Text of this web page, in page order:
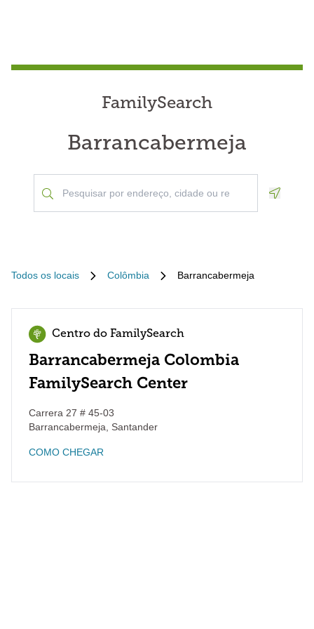
FamilySearch
Barrancabermeja
Todos os locais Colômbia Barrancabermeja
Centro do FamilySearch
Barrancabermeja Colombia
FamilySearch Center
Carrera 27 # 45-03
Barrancabermeja
Santander
COMO CHEGAR